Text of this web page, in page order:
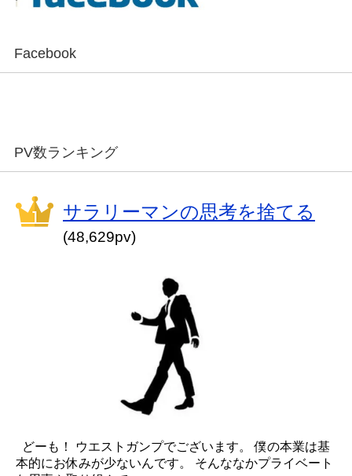
Facebook
PV数ランキング
サラリーマンの思考を捨てる
(48,629pv)
どーも！ ウエストガンプでございます。 僕の本業は基
本的にお休みが少ないんです。 そんななかプライベート